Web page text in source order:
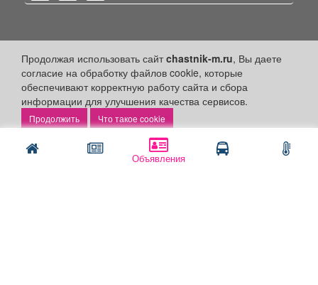
Объявления
Продолжая использовать сайтchastnik-m.ru, Вы даете
согласие на обработку файлов cookie, которые
обеспечивают корректную работу сайта и сбора
информации для улучшения качества сервисов.
Что такое cookie
Политика конфиденциальности
Публикации с пометкой «Реклама», «На правах рекламы»,
«Партнёрский проект» оплачены рекламодателем.
Редакция сайта не несет ответственности за достоверность
объявлениях.
+16 © 2006-2026 ООО "Частник-М"